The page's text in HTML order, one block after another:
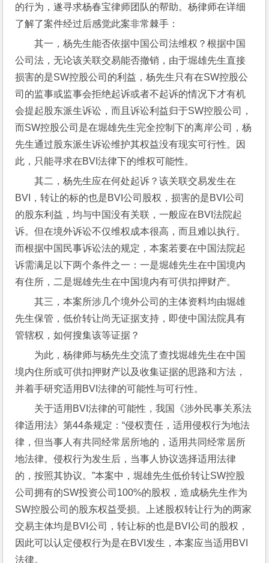
的行为，遂寻求杨春宝律师团队的帮助。杨律师在详细
了解了案件经过后感觉此案非常棘手：
其一，杨先生能否依据中国公司法维权？根据中国
公司法，无论该关联交易能否撤销，由于堀雄先生直接
损害的是SW控股公司的利益，杨先生只有在SW控股公
司的监事或监事会拒绝起诉或者不起诉的情况下才有机
会提起股东派生诉讼，而且诉讼利益归于SW控股公司，
而SW控股公司是在堀雄先生完全控制下的离岸公司，杨
先生通过股东派生诉讼维护其权益没有现实可行性。因
此，只能寻求在BVI法律下的维权可能性。
其二，杨先生应在何处起诉？该关联交易发生在
BVI，转让的标的也是BVI公司股权，损害的是BVI公司
的股东利益，均与中国没有关联，一般应在BVI法院起
诉。但在境外诉讼不仅维权成本很高，而且难以执行。
而根据中国民事诉讼法的规定，本案若要在中国法院起
诉需满足以下两个条件之一：一是堀雄先生在中国境内
有住所，二是堀雄先生在中国境内有可供扣押财产。
其三，本案所涉几个境外公司的主体资料均由堀雄
先生保管，低价转让尚无证据支持，即使中国法院具有
管辖权，如何搜集该等证据？
为此，杨律师与杨先生交流了查找堀雄先生在中国
境内住所或可供扣押财产以及收集证据的思路和方法，
并着手研究适用BVI法律的可能性与可行性。
关于适用BVI法律的可能性，我国《涉外民事关系法
律适用法》第44条规定：“侵权责任，适用侵权行为地法
律，但当事人有共同经常居所地的，适用共同经常居所
地法律。侵权行为发生后，当事人协议选择适用法律
的，按照其协议。”本案中，堀雄先生低价转让SW控股
公司拥有的SW投资公司100%的股权，造成杨先生作为
SW控股公司的股东权益受损。上述股权转让行为的两家
交易主体均是BVI公司，转让标的也是BVI公司的股权，
因此可以认定侵权行为是在BVI发生，本案应当适用BVI
法律。